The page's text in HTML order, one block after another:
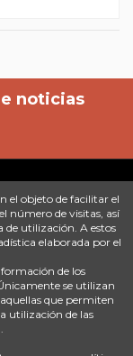
noticias
Aviso legal
el objeto de facilitar el
número de visitas, así
de utilización. A estos
elaborada por el
de los
se utilizan
que permiten
utilización de las